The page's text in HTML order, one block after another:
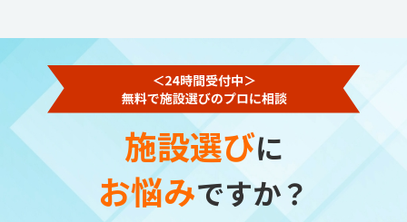
施設選びに
お悩みですか？